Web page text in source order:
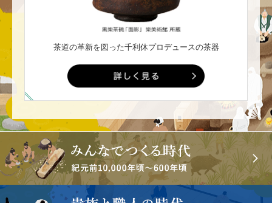
茶道の革新を図った千利休プロデュースの茶器